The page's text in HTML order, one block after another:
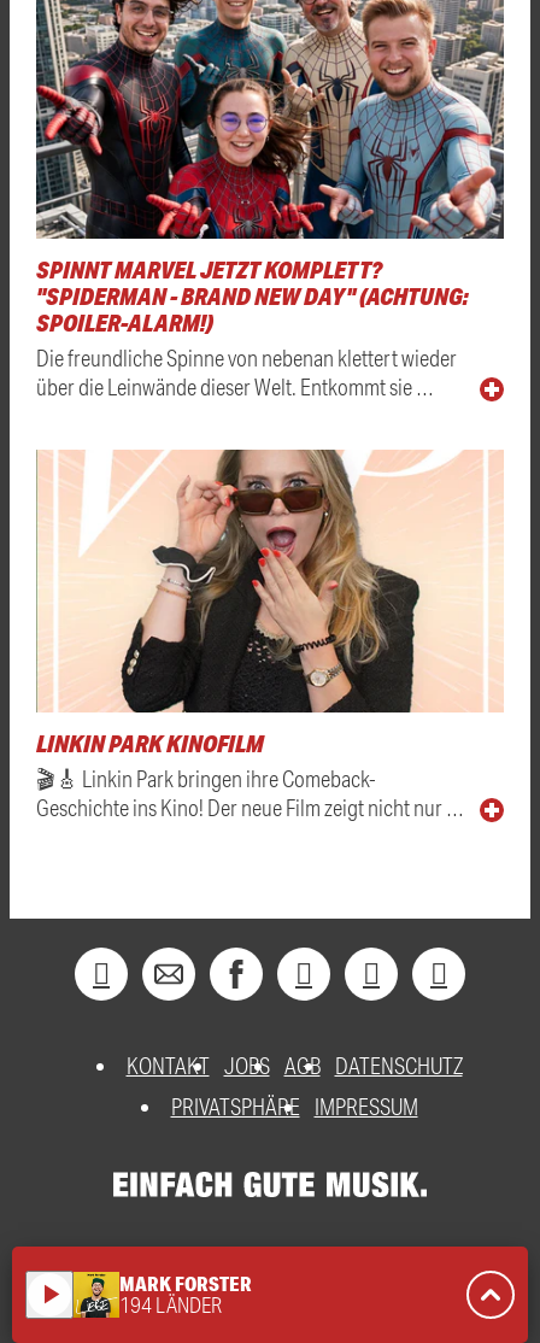
SPINNT MARVEL JETZT KOMPLETT?
"SPIDERMAN - BRAND NEW DAY" (ACHTUNG:
SPOILER-ALARM!)
Die freundliche Spinne von nebenan klettert wieder
über die Leinwände dieser Welt. Entkommt sie …
LINKIN PARK KINOFILM
🎬🎸 Linkin Park bringen ihre Comeback-
Geschichte ins Kino! Der neue Film zeigt nicht nur …
KONTAKT JOBS AGB DATENSCHUTZ
PRIVATSPHÄRE
IMPRESSUM
play_arrow MARK FORSTER
194 LÄNDER